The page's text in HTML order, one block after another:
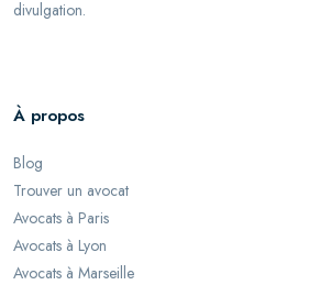
divulgation.
À propos
Blog
Trouver un avocat
Avocats à Paris
Avocats à Lyon
Avocats à Marseille